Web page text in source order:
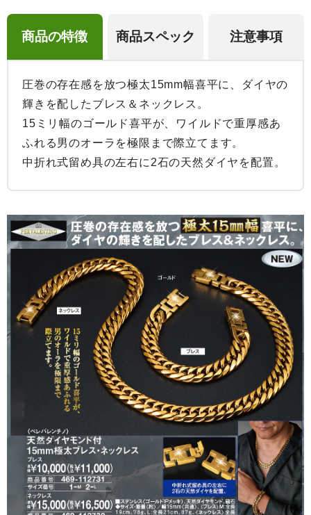
商品の特徴 商品スペック 注意事項
圧巻の存在感を放つ極太15mm幅喜平に、ダイヤの
輝きを配したブレス＆ネックレス。
15ミリ幅のゴールド喜平が、ワイルドで重厚感あ
ふれる男のオーラを極限まで際立てます。
中折れ式留め具の左右に2石の天然ダイヤを配置。